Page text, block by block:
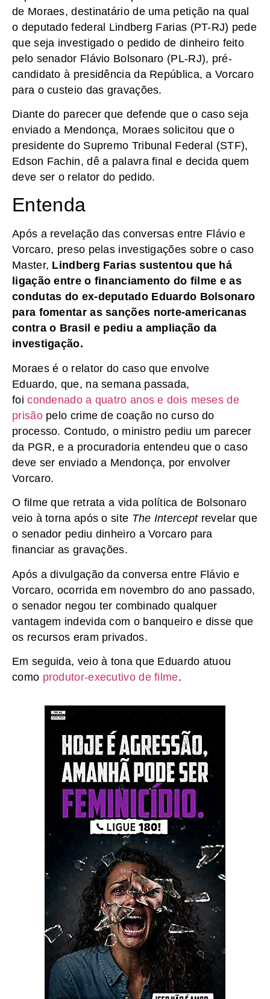
de Moraes, destinatário de uma petição na qual
o deputado federal Lindberg Farias (PT-RJ) pede
que seja investigado o pedido de dinheiro feito
pelo senador Flávio Bolsonaro (PL-RJ), pré-
candidato à presidência da República, a Vorcaro
para o custeio das gravações.
Diante do parecer que defende que o caso seja
enviado a Mendonça, Moraes solicitou que o
presidente do Supremo Tribunal Federal (STF),
Edson Fachin, dê a palavra final e decida quem
deve ser o relator do pedido.
Entenda
Após a revelação das conversas entre Flávio e
Vorcaro, preso pelas investigações sobre o caso
Master, Lindberg Farias sustentou que há
ligação entre o financiamento do filme e as
condutas do ex-deputado Eduardo Bolsonaro
para fomentar as sanções norte-americanas
contra o Brasil e pediu a ampliação da
investigação.
Moraes é o relator do caso que envolve
Eduardo, que, na semana passada,
foicondenado a quatro anos e dois meses de
prisãopelo crime de coação no curso do
processo. Contudo, o ministro pediu um parecer
da PGR, e a procuradoria entendeu que o caso
deve ser enviado a Mendonça, por envolver
Vorcaro.
O filme que retrata a vida política de Bolsonaro
veio à torna após o site The Intercept revelar que
o senador pediu dinheiro a Vorcaro para
financiar as gravações.
Após a divulgação da conversa entre Flávio e
Vorcaro, ocorrida em novembro do ano passado,
o senador negou ter combinado qualquer
vantagem indevida com o banqueiro e disse que
os recursos eram privados.
Em seguida, veio à tona que Eduardo atuou
como produtor-executivo de filme.